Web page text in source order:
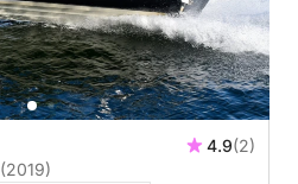
4.9(2)
(2019)